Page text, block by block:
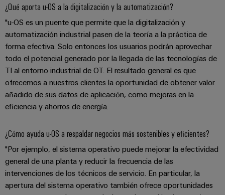
y
distribución
Estabilidad
y
seguridad
para
las
redes
modernas
de
agua
y
tratamiento
de
Servicio
de
montaje
Guías
montadas
Cajas
y
adaptadas
Montaje
personalizado
¿Qué aporta u-OS a la digitalización y la automatización?
"u-OS es un puente que permite que la digitalización y
automatización industrial pasen de la teoría a la práctica de
forma efectiva. Solo entonces los usuarios podrán aprovechar
todo el potencial generado por la llegada de las tecnologías de
TI al entorno industrial de OT. El resultado general es que
ofrecemos a nuestros clientes la oportunidad de obtener valor
añadido de sus datos de aplicación, como mejoras en la
eficiencia y ahorros de energía.
¿Cómo ayuda u-OS a respaldar negocios más sostenibles y eficientes?
"Por ejemplo, el sistema operativo puede mejorar la efectividad
general de una planta y reducir la frecuencia de las
intervenciones de los técnicos de servicio. En particular, la
apertura del sistema operativo también ofrece oportunidades